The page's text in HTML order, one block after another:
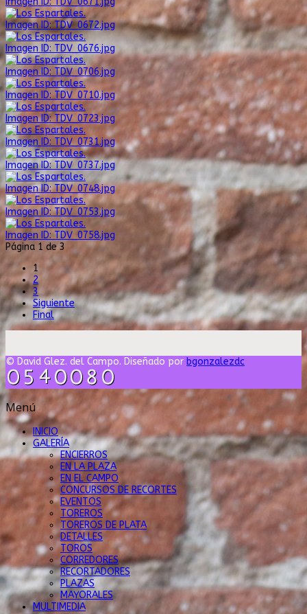
Imagen ID: TDV_0672.jpg
Imagen ID: TDV_0676.jpg
Imagen ID: TDV_0706.jpg
Imagen ID: TDV_0710.jpg
Imagen ID: TDV_0723.jpg
Imagen ID: TDV_0731.jpg
Imagen ID: TDV_0737.jpg
Imagen ID: TDV_0748.jpg
Imagen ID: TDV_0753.jpg
Imagen ID: TDV_0758.jpg
Página 1 de 3
1
2
3
Siguiente
Final
© David Glez. del Campo. Diseñado por bgonzalezdc
Menú
INICIO
GALERÍA
ENCIERROS
EN LA PLAZA
EN EL CAMPO
CONCURSOS DE RECORTES
EVENTOS
TOREROS
TOREROS DE PLATA
DETALLES
TOROS
CORREDORES
RECORTADORES
PLAZAS
MAYORALES
MULTIMEDIA